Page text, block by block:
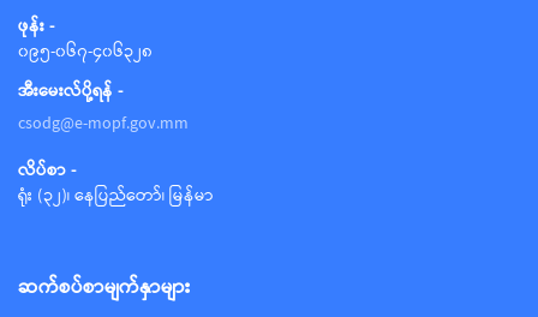
ဖုန်း -
၀၉၅-၀၆၇-၄၀၆၃၂၈
အီးမေးလ်ပို့ရန် -
csodg@e-mopf.gov.mm
လိပ်စာ -
ရုံး (၃၂)၊ နေပြည်တော်၊ မြန်မာ
ဆက်စပ်စာမျက်နှာများ